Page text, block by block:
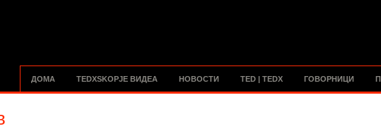
ДОМА TEDXSKOPJE ВИДЕА НОВОСТИ TED | TEDX ГОВОРНИЦИ